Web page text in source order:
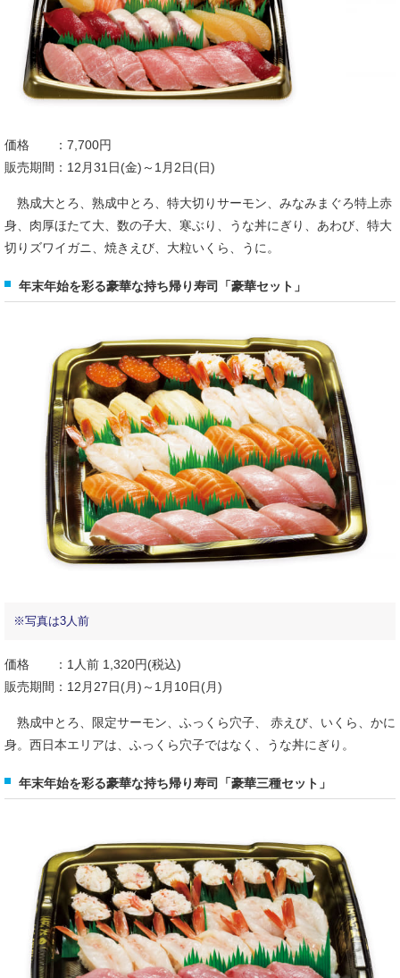
価格 ：7,700円
販売期間：12月31日(金)～1月2日(日)
熟成大とろ、熟成中とろ、特大切りサーモン、みなみまぐろ特上赤
身、肉厚ほたて大、数の子大、寒ぶり、うな丼にぎり、あわび、特大
切りズワイガニ、焼きえび、大粒いくら、うに。
年末年始を彩る豪華な持ち帰り寿司「豪華セット」
※写真は3人前
価格 ：1人前 1,320円(税込)
販売期間：12月27日(月)～1月10日(月)
熟成中とろ、限定サーモン、ふっくら穴子、 赤えび、いくら、かに
身。西日本エリアは、ふっくら穴子ではなく、うな丼にぎり。
年末年始を彩る豪華な持ち帰り寿司「豪華三種セット」